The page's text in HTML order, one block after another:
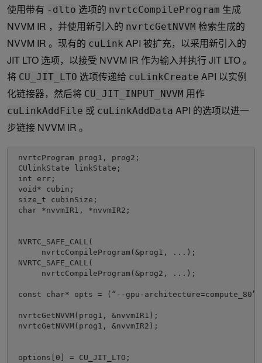
使用带有 -dlto 选项的 nvrtcCompileProgram 生成
NVVM IR ，并使用新引入的 nvrtcGetNVVM 检索生成的
NVVM IR 。现有的 cuLink API 被扩充，以采用新引入的
JIT LTO 选项，以接受 NVVM IR 作为输入并执行 JIT LTO 。
将 CU_JIT_LTO 选项传递给 cuLinkCreate API 以实例
化链接器，然后将 CU_JIT_INPUT_NVVM 用作
cuLinkAddFile 或 cuLinkAddData API 的选项以进一
步链接 NVVM IR 。
nvrtcProgram prog1, prog2;
CUlinkState linkState;
int err;
void* cubin;
size_t cubinSize;
char *nvvmIR1, *nvvmIR2;
NVRTC_SAFE_CALL(
      nvrtcCompileProgram(&prog1, ...);
NVRTC_SAFE_CALL(
      nvrtcCompileProgram(&prog2, ...);
const char* opts = (“--gpu-
nvrtcGetNVVM(prog1, &nvvmIR1);
nvrtcGetNVVM(prog1, &nvvmIR2);
options[0] = CU_JIT_LTO;